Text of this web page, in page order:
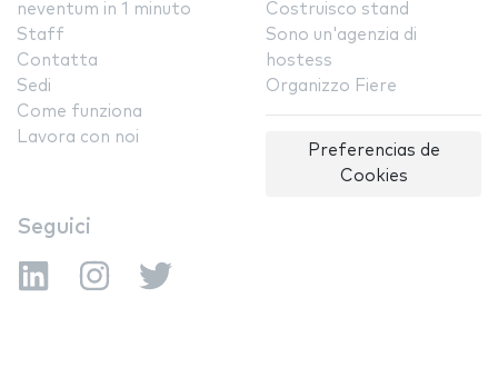
neventum in 1 minuto
Staff
Contatta
Sedi
Come funziona
Lavora con noi
Costruisco stand
Sono un'agenzia di
hostess
Organizzo Fiere
Preferencias de
Cookies
Seguici